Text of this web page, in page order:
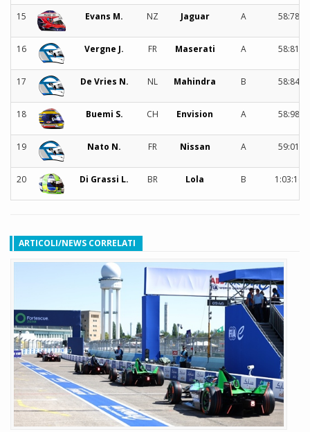
15 Evans M. NZ Jaguar A 58:787
16 Vergne J. FR Maserati A 58:813
17 De Vries N. NL Mahindra B 58:842
18 Buemi S. CH Envision A 58:986
19 Nato N. FR Nissan A 59:010
20 Di Grassi L. BR Lola B 1:03:166
ARTICOLI/NEWS CORRELATI